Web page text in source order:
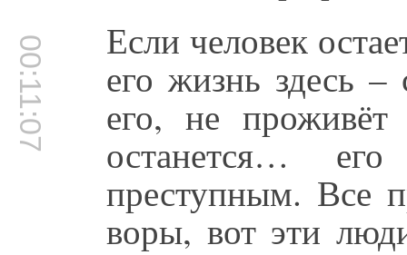
00:11:07 Если человек
его жизнь здесь –
его, не
останется… его
преступным. Все
воры, вот эти